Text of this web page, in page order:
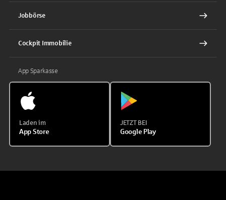
Jobbörse
Cockpit Immobilie
App Sparkasse
Laden im
App Store
JETZT BEI
Google Play